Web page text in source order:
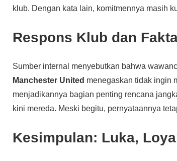
klub. Dengan kata lain, komitmennya masih
Respons Klub dan
Sumber internal menyebutkan bahwa
Manchester United menegaskan tidak ingin
menjadikannya bagian penting rencana
kini mereda. Meski begitu, pernyataannya
Kesimpulan: Luka,